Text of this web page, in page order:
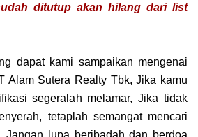
ditutup akan hilang dari list
dapat kami sampaikan mengenai
Alam Sutera Realty Tbk, Jika kamu
segeralah melamar, Jika tidak
tetaplah semangat mencari
Jangan lupa beribadah dan berdoa